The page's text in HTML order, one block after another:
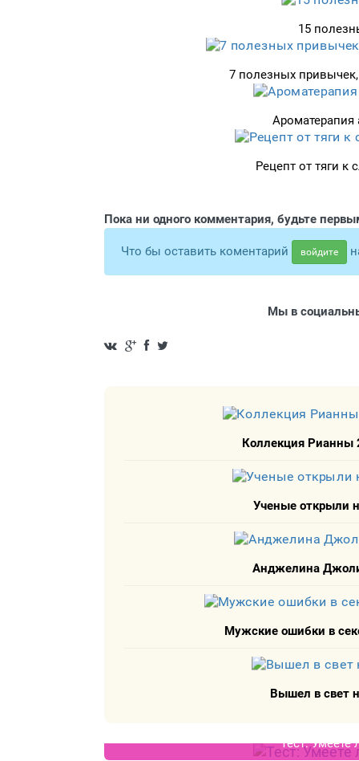
15
7 полезных
Ароматерапия
Рецепт от тяги к
Пока ни одного комментария, будьте
Что бы оставить коментарий войдите
Мы в
Коллекция Рианны
Ученые открыли
Анджелина
Мужские ошибки в
Вышел в свет
Тест: